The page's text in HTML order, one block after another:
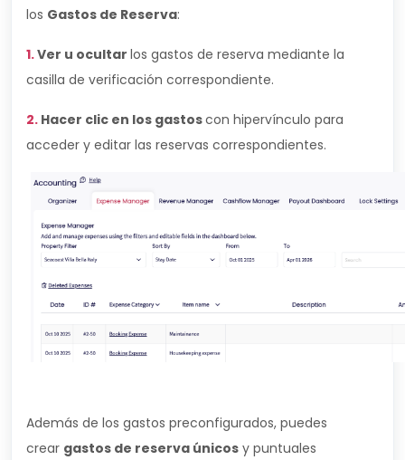
los Gastos de Reserva:
1.Ver u ocultar los gastos de reserva mediante la
casilla de verificación correspondiente.
2. Hacer clic en los gastoscon hipervínculo para
acceder y editar las reservas correspondientes.
Además de los gastos preconfigurados, puedes
crear gastos de reserva únicos y puntuales